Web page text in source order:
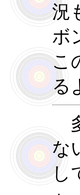
況
ボ
こ
る
な
し